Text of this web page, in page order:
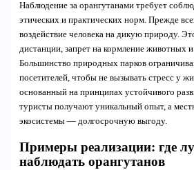
Наблюдение за орангутанами требует
этических и практических норм. Прежде
воздействие человека на дикую природу.
дистанции, запрет на кормление животных
Большинство природных парков
посетителей, чтобы не вызывать стресс у
основанный на принципах устойчивого
туристы получают уникальный опыт, а
экосистемы — долгосрочную выгоду.
Примеры реализации: где
наблюдать орангутанов